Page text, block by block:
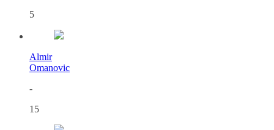
5
Almir
Omanovic
-
15